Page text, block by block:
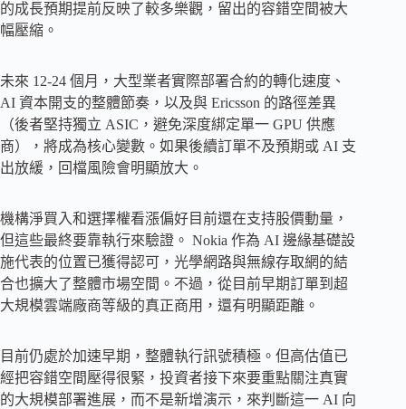
的成長預期提前反映了較多樂觀，留出的容錯空間被大
幅壓縮。
未來 12-24 個月，大型業者實際部署合約的轉化速度、
AI 資本開支的整體節奏，以及與 Ericsson 的路徑差異
（後者堅持獨立 ASIC，避免深度綁定單一 GPU 供應
商），將成為核心變數。如果後續訂單不及預期或 AI 支
出放緩，回檔風險會明顯放大。
機構淨買入和選擇權看漲偏好目前還在支持股價動量，
但這些最終要靠執行來驗證。 Nokia 作為 AI 邊緣基礎設
施代表的位置已獲得認可，光學網路與無線存取網的結
合也擴大了整體市場空間。不過，從目前早期訂單到超
大規模雲端廠商等級的真正商用，還有明顯距離。
目前仍處於加速早期，整體執行訊號積極。但高估值已
經把容錯空間壓得很緊，投資者接下來要重點關注真實
的大規模部署進展，而不是新增演示，來判斷這一 AI 向